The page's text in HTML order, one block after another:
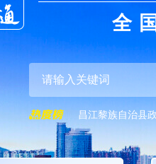
全
昌江黎族自治县